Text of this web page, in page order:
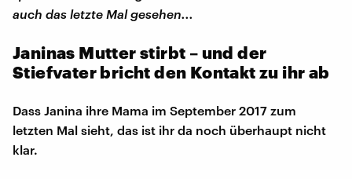
auch das letzte Mal gesehen...
Janinas Mutter stirbt – und der
Stiefvater bricht den Kontakt zu ihr ab
Dass Janina ihre Mama im September 2017 zum
letzten Mal sieht, das ist ihr da noch überhaupt nicht
klar.